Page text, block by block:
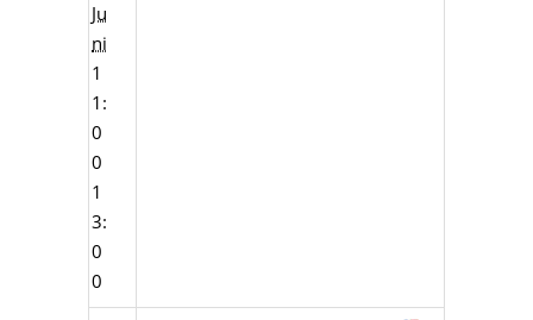
Ju
ni
1
1:
0
0
1
3:
0
0